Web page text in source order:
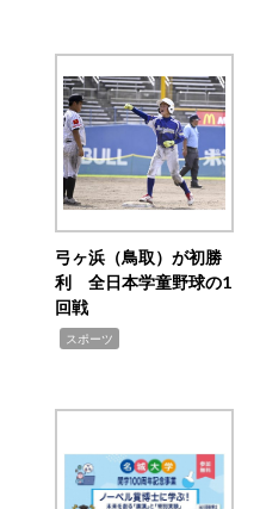
弓ヶ浜（鳥取）が初勝
利 全日本学童野球の1
回戦
スポーツ